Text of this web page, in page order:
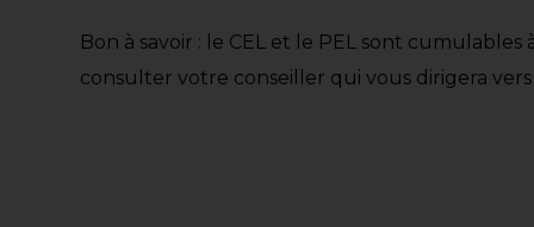
Bon à savoir : le CEL et le PEL sont
consulter votre conseiller qui vous dirigera